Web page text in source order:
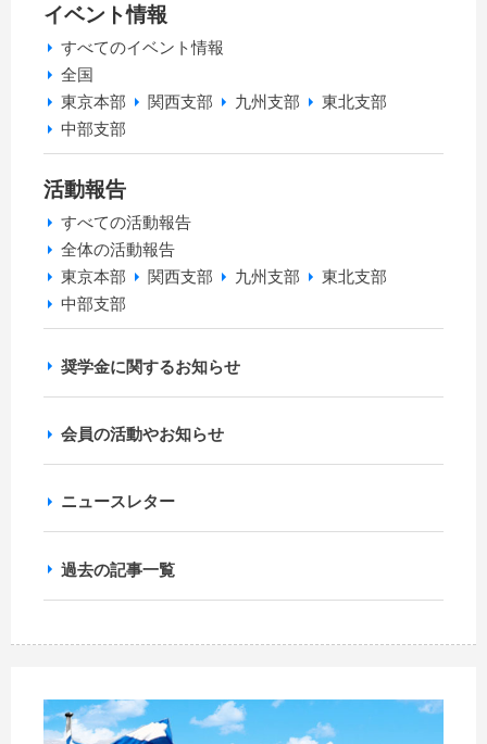
イベント情報
すべてのイベント情報
全国
東京本部
関西支部 九州支部
東北支部
中部支部
活動報告
すべての活動報告
全体の活動報告
東京本部
関西支部 九州支部
東北支部
中部支部
奨学金に関するお知らせ
会員の活動やお知らせ
ニュースレター
過去の記事一覧